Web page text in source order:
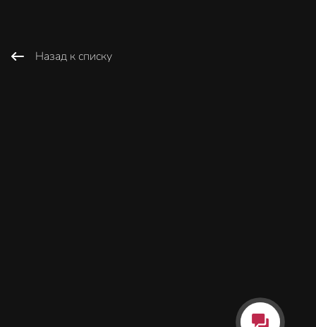
Назад к списку